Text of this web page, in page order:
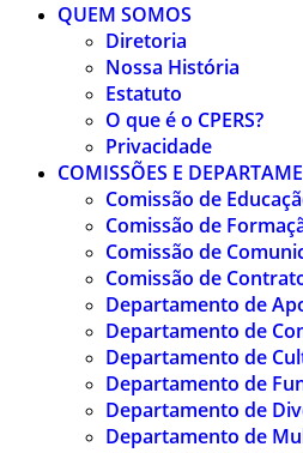
QUEM SOMOS
Diretoria
Nossa História
Estatuto
O que é o CPERS?
Privacidade
COMISSÕES E
Comissão de
Comissão de
Comissão de
Comissão de
Departamento de
Departamento de
Departamento de
Departamento de
Departamento de
Departamento de